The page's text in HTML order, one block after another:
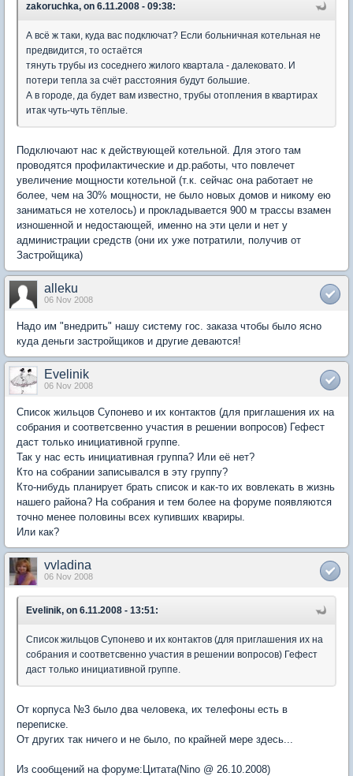
zakoruchka, on 6.11.2008 - 09:38:
А всё ж таки, куда вас подключат? Если больничная котельная не
предвидится, то остаётся
тянуть трубы из соседнего жилого квартала - далековато. И
потери тепла за счёт расстояния будут большие.
А в городе, да будет вам известно, трубы отопления в квартирах
итак чуть-чуть тёплые.
Подключают нас к действующей котельной. Для этого там
проводятся профилактические и др.работы, что повлечет
увеличение мощности котельной (т.к. сейчас она работает не
более, чем на 30% мощности, не было новых домов и никому ею
заниматься не хотелось) и прокладывается 900 м трассы взамен
изношенной и недостающей, именно на эти цели и нет у
администрации средств (они их уже потратили, получив от
Застройщика)
alleku
06 Nov 2008
Надо им "внедрить" нашу систему гос. заказа чтобы было ясно
куда деньги застройщиков и другие деваются!
Evelinik
06 Nov 2008
Список жильцов Супонево и их контактов (для приглашения их на
собрания и соответсвенно участия в решении вопросов) Гефест
даст только инициативной группе.
Так у нас есть инициативная группа? Или её нет?
Кто на собрании записывался в эту группу?
Кто-нибудь планирует брать список и как-то их вовлекать в жизнь
нашего района? На собрания и тем более на форуме появляются
точно менее половины всех купивших квариры.
Или как?
vvladina
06 Nov 2008
Evelinik, on 6.11.2008 - 13:51:
Список жильцов Супонево и их контактов (для приглашения их на
собрания и соответсвенно участия в решении вопросов) Гефест
даст только инициативной группе.
От корпуса №3 было два человека, их телефоны есть в
переписке.
От других так ничего и не было, по крайней мере здесь...
Из сообщений на форуме:Цитата(Nino @ 26.10.2008)